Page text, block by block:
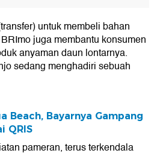
untuk membeli bahan
juga membantu konsumen
anyaman daun lontarnya.
sedang menghadiri sebuah
Beach, Bayarnya Gampang
QRIS
pameran, terus terkendala